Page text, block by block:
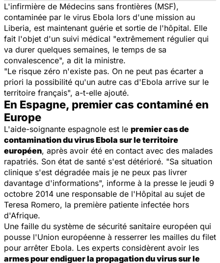
L'infirmière de Médecins sans frontières (MSF),
contaminée par le virus Ebola lors d'une mission au
Liberia, est maintenant guérie et sortie de l'hôpital. Elle
fait l'objet d'un suivi médical "extrêmement régulier qui
va durer quelques semaines, le temps de sa
convalescence", a dit la ministre.
"Le risque zéro n'existe pas. On ne peut pas écarter a
priori la possibilité qu'un autre cas d'Ebola arrive sur le
territoire français", a-t-elle ajouté.
En Espagne, premier cas contaminé en
Europe
L'aide-soignante espagnole est le premier cas de
contamination du virus Ebola sur le territoire
européen, après avoir été en contact avec des malades
rapatriés. Son état de santé s'est détérioré. "Sa situation
clinique s'est dégradée mais je ne peux pas livrer
davantage d'informations", informe à la presse le jeudi 9
octobre 2014 une responsable de l'Hôpital au sujet de
Teresa Romero, la première patiente infectée hors
d'Afrique.
Une faille du système de sécurité sanitaire européen qui
pousse l'Union européenne à resserrer les mailles du filet
pour arrêter Ebola. Les experts considèrent avoir les
armes pour endiguer la propagation du virus sur le